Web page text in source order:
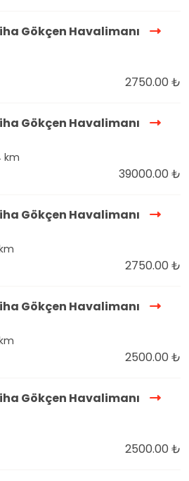
Gökçen Havalimanı
2750.00 ₺
Gökçen Havalimanı
km
39000.00 ₺
Gökçen Havalimanı
2750.00 ₺
Gökçen Havalimanı
2500.00 ₺
Gökçen Havalimanı
2500.00 ₺